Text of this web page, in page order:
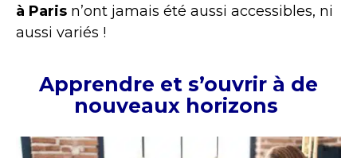
à Paris n’ont jamais été aussi accessibles, ni
aussi variés !
Apprendre et s’ouvrir à de
nouveaux horizons